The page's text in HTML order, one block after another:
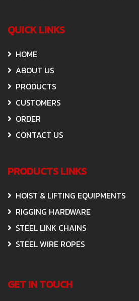
QUICK LINKS
HOME
ABOUT US
PRODUCTS
CUSTOMERS
ORDER
CONTACT US
PRODUCTS LINKS
HOIST & LIFTING EQUIPMENTS
RIGGING HARDWARE
STEEL LINK CHAINS
STEEL WIRE ROPES
GET IN TOUCH